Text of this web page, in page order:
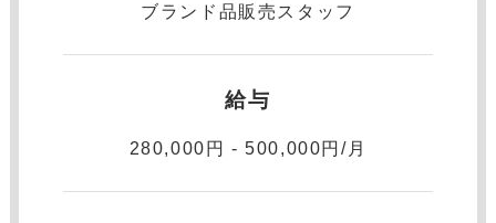
ブランド品販売スタッフ
給与
280,000円 - 500,000円/月